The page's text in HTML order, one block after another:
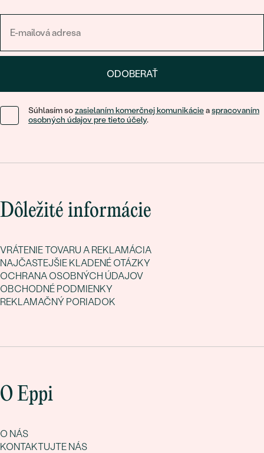
ODOBERAŤ
Súhlasím sozasielaním komerčnej komunikácieaspracovaním
osobných údajov pre tieto účely.
Dôležité informácie
VRÁTENIE TOVARU A REKLAMÁCIA
NAJČASTEJŠIE KLADENÉ OTÁZKY
OCHRANA OSOBNÝCH ÚDAJOV
OBCHODNÉ PODMIENKY
REKLAMAČNÝ PORIADOK
O Eppi
O NÁS
KONTAKTUJTE NÁS